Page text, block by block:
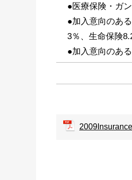
●医療保険・ガ
●加入意向のあ
3％、生命保険
●加入意向のあ